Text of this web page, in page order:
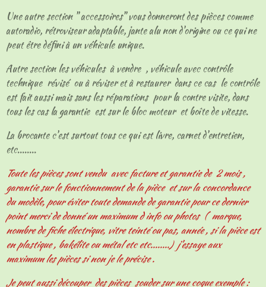
Une autre section " accessoires" vous donneront des pièces comme
autoradio, rétroviseur adaptable, jante alu non d'origine ou ce qui ne
peut être défini à un véhicule unique.
Autre section les véhicules à vendre , véhicule avec contrôle
technique révisé ou à réviser et à restaurer dans ce cas le contrôle
est fait aussi mais sans les réparations pour la contre visite, dans
tous les cas la garantie est sur le bloc moteur et boîte de vitesse.
La brocante c'est surtout tous ce qui est livre, carnet d'entretien,
etc........
Toute les pièces sont vendu avec facture et garantie de 2 mois ,
garantie sur le fonctionnement de la pièce et sur la concordance
du modèle, pour éviter toute demande de garantie pour ce dernier
point merci de donné un maximum d info ou photos ( marque,
nombre de fiche électrique, vitre teinté ou pas, année , si la pièce est
en plastique , bakélite ou métal etc etc........) j'essaye aux
maximum les pièces si non je le précise .
Je peut aussi découper des pièces souder sur une coque exemple :